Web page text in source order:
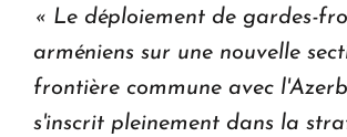
« Le déploiement de gardes-
arméniens sur une nouvelle
frontière commune avec
s'inscrit pleinement dans la